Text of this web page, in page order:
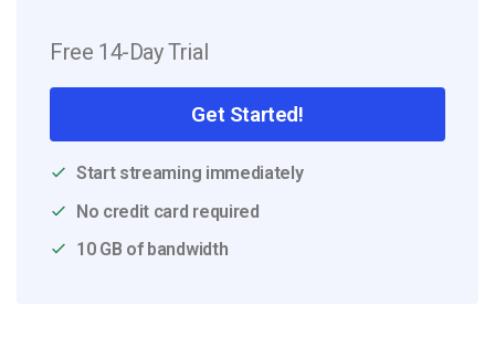
Free 14-Day Trial
Get Started!
Start streaming immediately
No credit card required
10 GB of bandwidth